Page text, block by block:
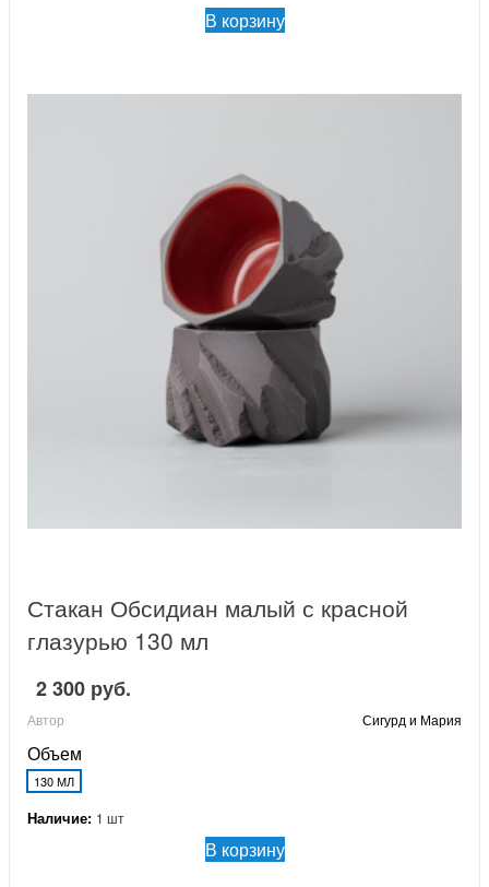
В корзину
Стакан Обсидиан малый с красной
глазурью 130 мл
2 300 руб.
Автор Сигурд и Мария
Объем
130 МЛ
Наличие: 1 шт
В корзину